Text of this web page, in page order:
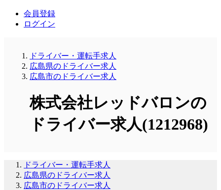
会員登録
ログイン
ドライバー・運転手求人
広島県のドライバー求人
広島市のドライバー求人
株式会社レッドバロンの
ドライバー求人(1212968)
ドライバー・運転手求人
広島県のドライバー求人
広島市のドライバー求人